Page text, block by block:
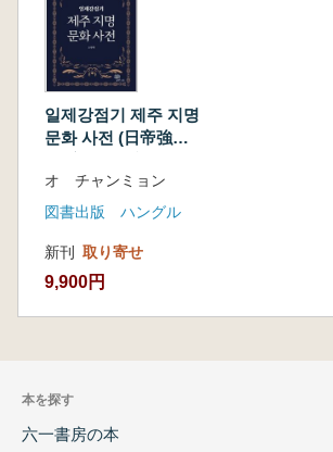
일제강점기 제주 지명
문화 사전 (日帝強占
典)
オ チャンミョン
図書出版 ハングル
新刊 取り寄せ
9,900円
本を探す
六一書房の本